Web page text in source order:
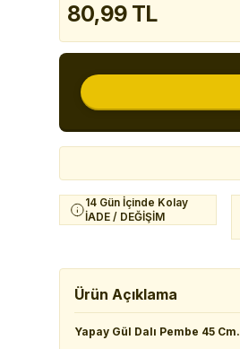
80,99 TL
14 Gün İçinde Kolay
İADE / DEĞİŞİM
Ürün Açıklama
Yapay Gül Dalı Pembe 45 Cm.